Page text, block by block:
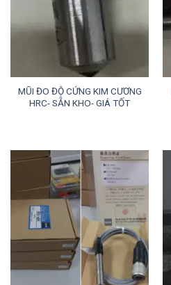
MŨI ĐO ĐỘ CỨNG KIM CƯƠNG
HRC- SẴN KHO- GIÁ TỐT